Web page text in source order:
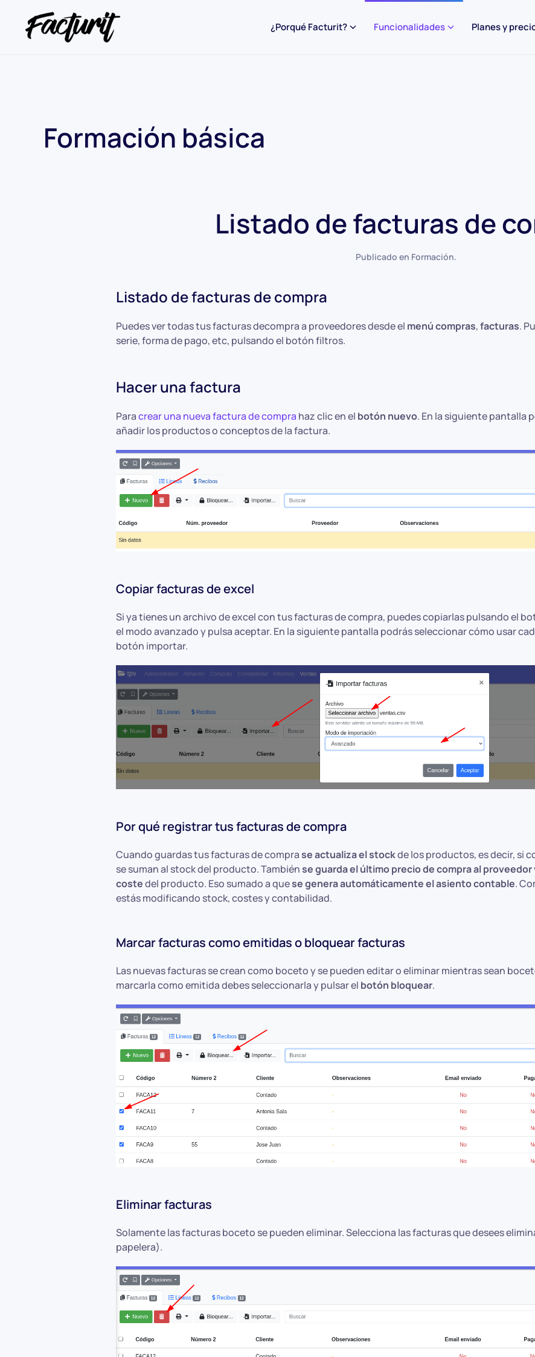
¿Porqué Facturit? Funcionalidades Planes y
Formación básica
Listado de facturas de
Publicado en Formación.
Listado de facturas de compra
Puedes ver todas tus facturas decompra a proveedores desde el menú compras,facturas.
serie, forma de pago, etc, pulsando el botón filtros.
Hacer una factura
Paracrear una nueva factura de compra haz clic en el botón nuevo. En la siguiente pantalla
añadir los productos o conceptos de la factura.
Copiar facturas de excel
Si ya tienes un archivo de excel con tus facturas de compra, puedes copiarlas pulsando el
el modo avanzado y pulsa aceptar. En la siguiente pantalla podrás seleccionar cómo usar
botón importar.
Por qué registrar tus facturas de compra
Cuando guardas tus facturas de comprase actualiza el stockde los productos, es decir, si
se suman al stock del producto. Tambiénse guarda el último precio de compra al proveedor
costedel producto. Eso sumado a quese genera automáticamente el asiento contable.
estás modificando stock, costes y contabilidad.
Marcar facturas como emitidas o bloquear facturas
Las nuevas facturas se crean como boceto y se pueden editar o eliminar mientras sean
marcarla como emitida debes seleccionarla y pulsar el botón bloquear.
Eliminar facturas
Solamente las facturas boceto se pueden eliminar. Selecciona las facturas que desees
papelera).